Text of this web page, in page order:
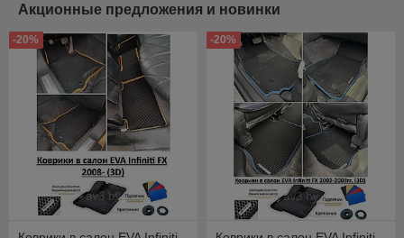
Акционные предложения и новинки
-20% -20%